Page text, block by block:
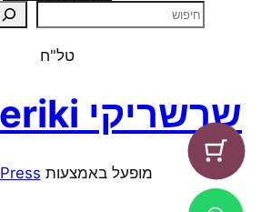
טל"ח
שרשריקי sharsheriki
מופעל באמצעות ⁦